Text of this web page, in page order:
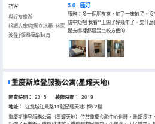
訪客
與好友旅遊
格調大床房[獨立冰箱+休閑
沙發+簡易廚房】
入住於2024年08月
5.0 極好
服務：多一個朋友來，加了一床被子。
規中矩吧 我看**上開了好幾年了，要什
邊去哪裡都還是比較方便的
重慶斯維登服務公寓(星耀天地)
開業時間： 2015 装修時間； 2019
地址：
江北城江溉路11號星耀天地2棟L2樓
重慶斯維登服務公寓（星耀天地）位於重慶金融中心側畔，毗鄰長